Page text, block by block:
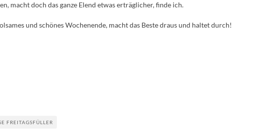
macht doch das ganze Elend etwas erträglicher, finde ich.
und schönes Wochenende, macht das Beste draus und haltet durch!
FREITAGSFÜLLER